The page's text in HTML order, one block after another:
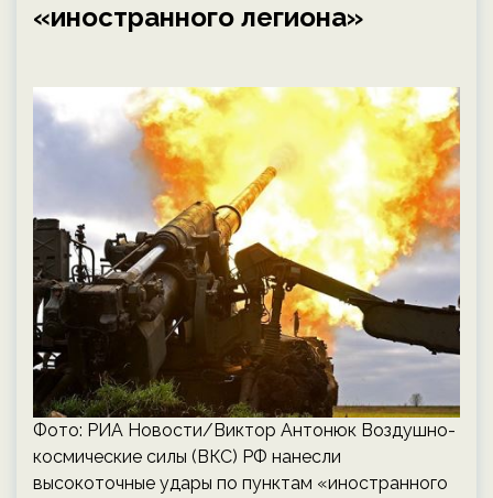
«иностранного легиона»
Фото: РИА Новости/Виктор Антонюк Воздушно-
космические силы (ВКС) РФ нанесли
высокоточные удары по пунктам «иностранного